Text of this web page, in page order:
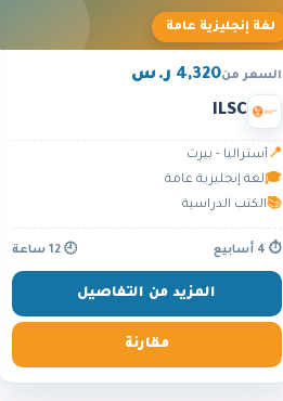
لغة إنجليزية عامة
السعر من4,320 ر.س
ILSC
📍 أستراليا - بيرث
🎓لغة إنجليزية عامة
📚الكتب الدراسية
⏱ 4 أسابيع 🕘 12 ساعة
المزيد من التفاصيل
مقارنة